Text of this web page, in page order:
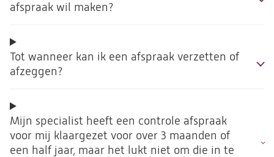
afspraak wil maken?
Tot wanneer kan ik een afspraak verzetten of
afzeggen?
Mijn specialist heeft een controle afspraak
voor mij klaargezet voor over 3 maanden of
een half jaar, maar het lukt niet om die in te